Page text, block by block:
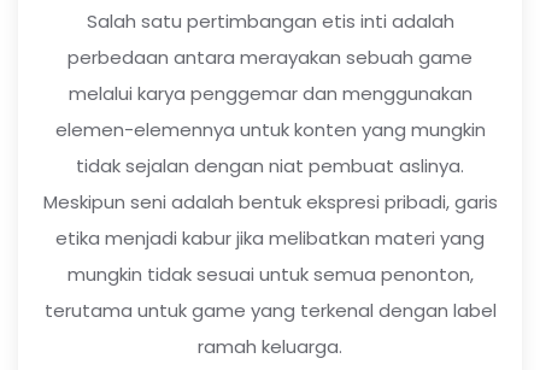
Salah satu pertimbangan etis inti adalah
perbedaan antara merayakan sebuah game
melalui karya penggemar dan menggunakan
elemen-elemennya untuk konten yang mungkin
tidak sejalan dengan niat pembuat aslinya.
Meskipun seni adalah bentuk ekspresi pribadi, garis
etika menjadi kabur jika melibatkan materi yang
mungkin tidak sesuai untuk semua penonton,
terutama untuk game yang terkenal dengan label
ramah keluarga.